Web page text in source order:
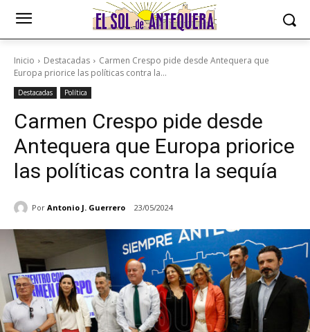
Inicio Destacadas
Carmen Crespo pide desde Antequera que
Europa priorice las políticas contra la...
Destacadas Política
Carmen Crespo pide desde
Antequera que Europa priorice
las políticas contra la sequía
Por Antonio J. Guerrero 23/05/2024